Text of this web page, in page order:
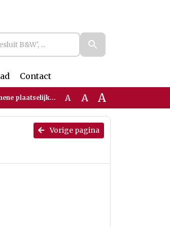
Contact
verordening A A A
Vorige pagina